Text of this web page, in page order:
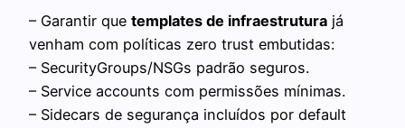
– Garantir que templates de infraestrutura já
venham com políticas zero trust embutidas:
– SecurityGroups/NSGs padrão seguros.
– Service accounts com permissões mínimas.
– Sidecars de segurança incluídos por default